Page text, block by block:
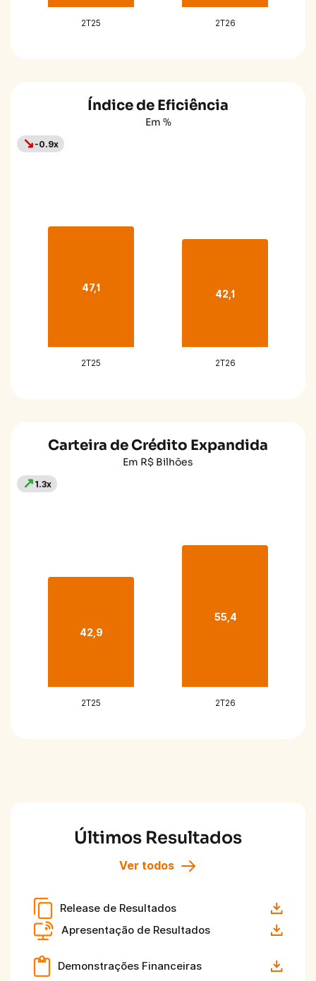
2T25 2T26
Índice de Eficiência
Em %
47,1
42,1
2T25 2T26
↘-0.9x
Carteira de Crédito Expandida
Em R$ Bilhões
42,9
55,4
2T25 2T26
↗ 1.3x
Últimos Resultados
Ver todos
Release de Resultados
Apresentação de Resultados
Demonstrações Financeiras